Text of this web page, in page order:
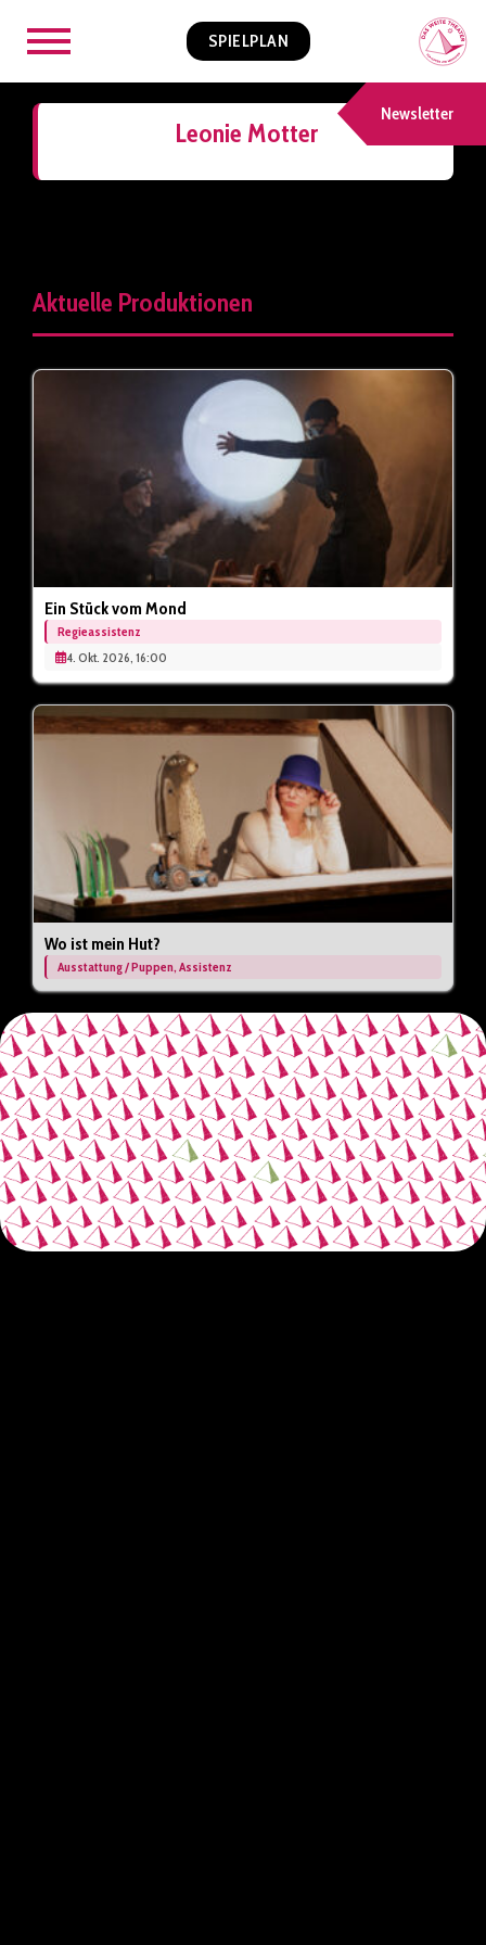
SPIELPLAN
Newsletter
Leonie Motter
Aktuelle Produktionen
Ein Stück vom Mond
Regieassistenz
4. Okt. 2026, 16:00
Wo ist mein Hut?
Ausstattung / Puppen, Assistenz